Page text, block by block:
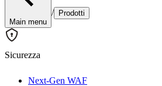
Main menu
/ Prodotti
Sicurezza
Next-Gen WAF